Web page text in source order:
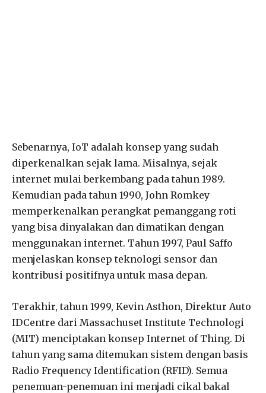
Sebenarnya, IoT adalah konsep yang sudah
diperkenalkan sejak lama. Misalnya, sejak
internet mulai berkembang pada tahun 1989.
Kemudian pada tahun 1990, John Romkey
memperkenalkan perangkat pemanggang roti
yang bisa dinyalakan dan dimatikan dengan
menggunakan internet. Tahun 1997, Paul Saffo
menjelaskan konsep teknologi sensor dan
kontribusi positifnya untuk masa depan.
Terakhir, tahun 1999, Kevin Asthon, Direktur Auto
IDCentre dari Massachuset Institute Technologi
(MIT) menciptakan konsep Internet of Thing. Di
tahun yang sama ditemukan sistem dengan basis
Radio Frequency Identification (RFID). Semua
penemuan-penemuan ini menjadi cikal bakal